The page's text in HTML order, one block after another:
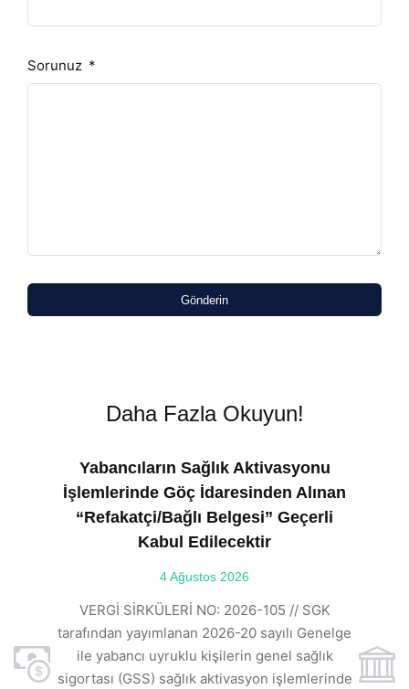
Sorunuz
Gönderin
Daha Fazla Okuyun!
Yabancıların Sağlık Aktivasyonu
İşlemlerinde Göç İdaresinden Alınan
“Refakatçi/Bağlı Belgesi” Geçerli
Kabul Edilecektir
4 Ağustos 2026
VERGİ SİRKÜLERİ NO: 2026-105 // SGK
tarafından yayımlanan 2026-20 sayılı Genelge
ile yabancı uyruklu kişilerin genel sağlık
sigortası (GSS) sağlık aktivasyon işlemlerinde